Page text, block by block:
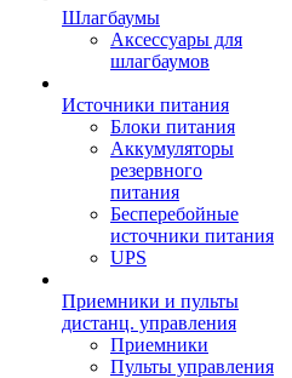
Шлагбаумы
Аксессуары для
шлагбаумов
Источники питания
Блоки питания
Аккумуляторы
резервного
питания
Бесперебойные
источники питания
UPS
Приемники и пульты
дистанц. управления
Приемники
Пульты управления